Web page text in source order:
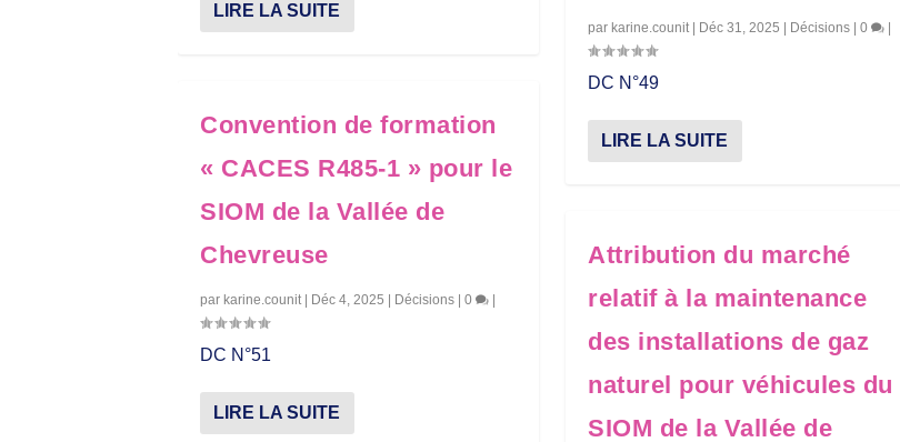
LIRE LA SUITE
Convention de formation
« CACES R485-1 » pour le
SIOM de la Vallée de
Chevreuse
par karine.counit| Déc 4, 2025 Décisions 0
DC N°51
LIRE LA SUITE
par karine.counit| Déc 31, 2025 Décisions |0
DC N°49
LIRE LA SUITE
Attribution du marché
relatif à la maintenance
des installations de gaz
naturel pour véhicules du
SIOM de la Vallée de